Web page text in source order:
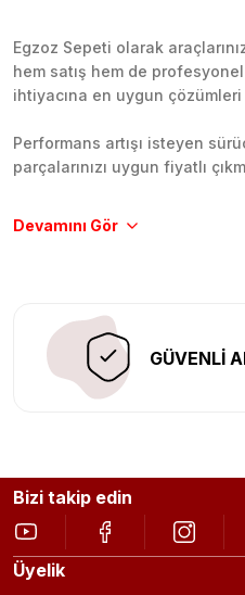
Egzoz Sepeti olarak
hem satış hem de
ihtiyacına en uygun çözümleri
Performans artışı isteyen
parçalarınızı uygun fiyatlı
Tüm ürünlerimiz orijinal,
GÜVENLİ
Bizi takip edin
Üyelik